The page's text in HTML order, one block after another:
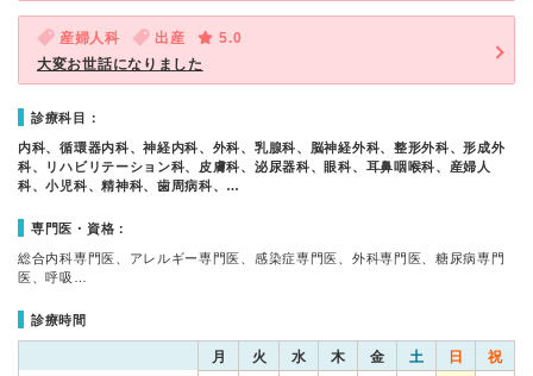
産婦人科 出産
5.0
大変お世話になりました
診療科目：
内科、循環器内科、神経内科、外科、乳腺科、脳神経外科、整形外科、形成外
科、リハビリテーション科、皮膚科、泌尿器科、眼科、耳鼻咽喉科、産婦人
科、小児科、精神科、歯周病科、…
専門医・資格：
総合内科専門医、アレルギー専門医、感染症専門医、外科専門医、糖尿病専門
医、呼吸…
診療時間
月 火 水 木 金 土 日 祝